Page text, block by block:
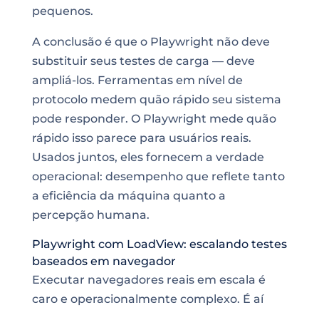
pequenos.
A conclusão é que o Playwright não deve
substituir seus testes de carga — deve
ampliá-los. Ferramentas em nível de
protocolo medem quão rápido seu sistema
pode responder. O Playwright mede quão
rápido isso parece para usuários reais.
Usados juntos, eles fornecem a verdade
operacional: desempenho que reflete tanto
a eficiência da máquina quanto a
percepção humana.
Playwright com LoadView: escalando testes
baseados em navegador
Executar navegadores reais em escala é
caro e operacionalmente complexo. É aí